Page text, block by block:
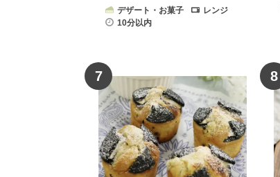
デザート・お菓子
レンジ
10分以内
7 8